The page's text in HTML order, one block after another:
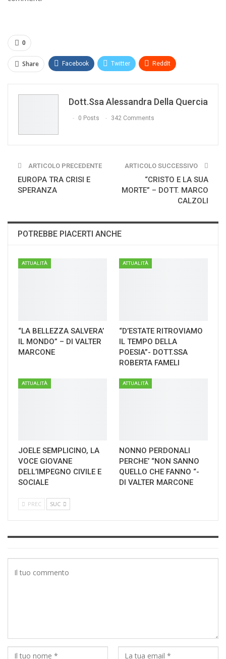
0
Share Facebook Twitter ReddIt
Dott.ssa Alessandra Della Quercia
0 Posts 342 Comments
ARTICOLO PRECEDENTE
EUROPA TRA CRISI E
SPERANZA
ARTICOLO SUCCESSIVO
“CRISTO E LA SUA
MORTE” – DOTT. MARCO
CALZOLI
POTREBBE PIACERTI ANCHE
ATTUALITÀ
“LA BELLEZZA SALVERA’
IL MONDO” – DI VALTER
MARCONE
ATTUALITÀ
“D’ESTATE RITROVIAMO
IL TEMPO DELLA
POESIA”- DOTT.SSA
ROBERTA FAMELI
ATTUALITÀ
JOELE SEMPLICINO, LA
VOCE GIOVANE
DELL’IMPEGNO CIVILE E
SOCIALE
ATTUALITÀ
NONNO PERDONALI
PERCHE’ “NON SANNO
QUELLO CHE FANNO “-
DI VALTER MARCONE
PREC SUC